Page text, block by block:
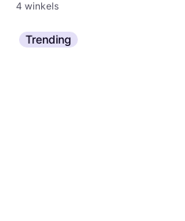
4 winkels
Trending